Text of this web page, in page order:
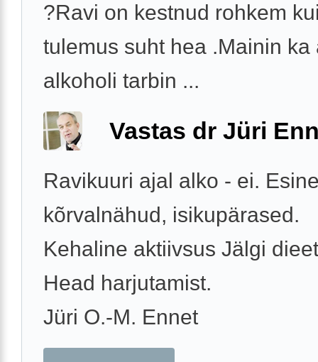
?Ravi on kestnud rohkem
tulemus suht hea .Mainin ka
alkoholi tarbin ...
Vastas dr Jüri
Ravikuuri ajal alko - ei.
kõrvalnähud, isikupärased.
Kehaline aktiivsus Jälgi
Head harjutamist.
Jüri O.-M. Ennet